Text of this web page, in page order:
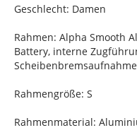
Geschlecht: Damen
Rahmen: Alpha Smooth
Battery, interne
Rahmengröße: S
Rahmenmaterial: